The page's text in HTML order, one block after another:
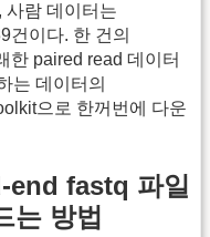
사람 데이터는
건이다. 한 건의
한 paired read 데이터
는 데이터의
으로 한꺼번에 다운
fastq 파일
는 방법